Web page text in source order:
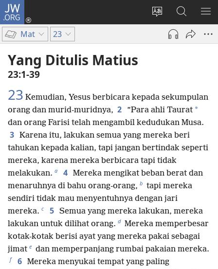
JW.ORG
Ganti
bahasa
situs
Log
(terbuka
Cari
JW.ORG
Mat 23
Yang Ditulis Matius
23:1-39
23 Kemudian, Yesus berbicara kepada sekumpulan
orang dan murid-muridnya, 2 ”Para ahli Taurat *
dan orang Farisi telah mengambil kedudukan Musa.
3 Karena itu, lakukan semua yang mereka beri
tahukan kepada kalian, tapi jangan bertindak seperti
mereka, karena mereka berbicara tapi tidak
melakukan. a 4 Mereka mengikat beban berat dan
menaruhnya di bahu orang-orang, b tapi mereka
sendiri tidak mau menyentuhnya dengan jari
mereka. c 5 Semua yang mereka lakukan, mereka
lakukan untuk dilihat orang. d Mereka memperbesar
kotak-kotak berisi ayat yang mereka pakai sebagai
jimat e dan memperpanjang rumbai pakaian mereka.
f 6 Mereka menyukai tempat yang paling